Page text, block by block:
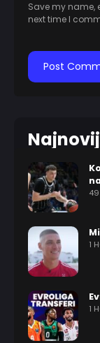
Save my name,
next time I
49
1
1